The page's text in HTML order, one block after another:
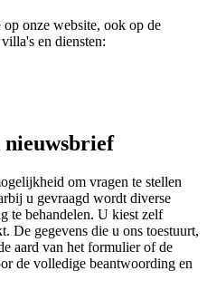
onze website, ook op de
en diensten:
om vragen te stellen
u gevraagd wordt diverse
te behandelen. U kiest zelf
De gegevens die u ons toestuurt,
aard van het formulier of de
de volledige beantwoording en